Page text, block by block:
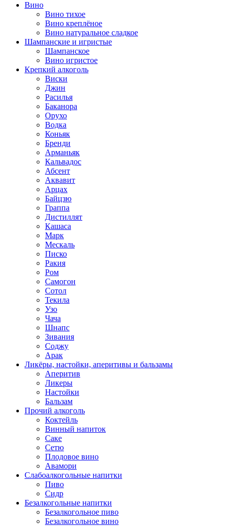
Вино
Вино тихое
Вино креплёное
Вино натуральное сладкое
Шампанские и игристые
Шампанское
Вино игристое
Крепкий алкоголь
Виски
Джин
Расилья
Баканора
Орухо
Водка
Коньяк
Бренди
Арманьяк
Кальвадос
Абсент
Аквавит
Арцах
Байцзю
Граппа
Дистиллят
Кашаса
Марк
Мескаль
Писко
Ракия
Ром
Самогон
Сотол
Текила
Узо
Чача
Шнапс
Зивания
Соджу
Арак
Ликёры, настойки, аперитивы и бальзамы
Аперитив
Ликеры
Настойки
Бальзам
Прочий алкоголь
Коктейль
Винный напиток
Саке
Сетю
Плодовое вино
Авамори
Слабоалкогольные напитки
Пиво
Сидр
Безалкогольные напитки
Безалкогольное пиво
Безалкогольное вино